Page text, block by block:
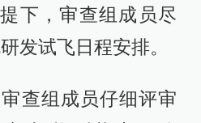
下，审查组成员尽
发试飞日程安排。
查组成员仔细评审